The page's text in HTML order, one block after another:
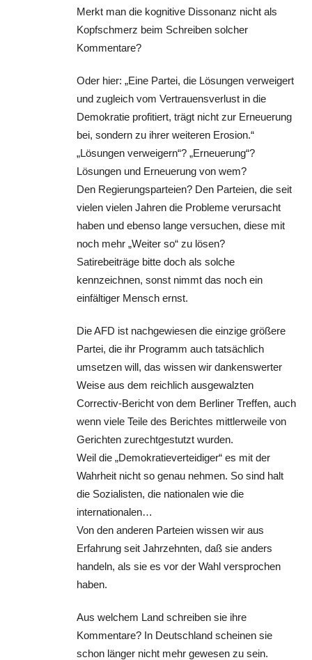
Merkt man die kognitive Dissonanz nicht als
Kopfschmerz beim Schreiben solcher
Kommentare?
Oder hier: „Eine Partei, die Lösungen verweigert
und zugleich vom Vertrauensverlust in die
Demokratie profitiert, trägt nicht zur Erneuerung
bei, sondern zu ihrer weiteren Erosion.“
„Lösungen verweigern“? „Erneuerung“?
Lösungen und Erneuerung von wem?
Den Regierungsparteien? Den Parteien, die seit
vielen vielen Jahren die Probleme verursacht
haben und ebenso lange versuchen, diese mit
noch mehr „Weiter so“ zu lösen?
Satirebeiträge bitte doch als solche
kennzeichnen, sonst nimmt das noch ein
einfältiger Mensch ernst.
Die AFD ist nachgewiesen die einzige größere
Partei, die ihr Programm auch tatsächlich
umsetzen will, das wissen wir dankenswerter
Weise aus dem reichlich ausgewalzten
Correctiv-Bericht von dem Berliner Treffen, auch
wenn viele Teile des Berichtes mittlerweile von
Gerichten zurechtgestutzt wurden.
Weil die „Demokratieverteidiger“ es mit der
Wahrheit nicht so genau nehmen. So sind halt
die Sozialisten, die nationalen wie die
internationalen…
Von den anderen Parteien wissen wir aus
Erfahrung seit Jahrzehnten, daß sie anders
handeln, als sie es vor der Wahl versprochen
haben.
Aus welchem Land schreiben sie ihre
Kommentare? In Deutschland scheinen sie
schon länger nicht mehr gewesen zu sein.